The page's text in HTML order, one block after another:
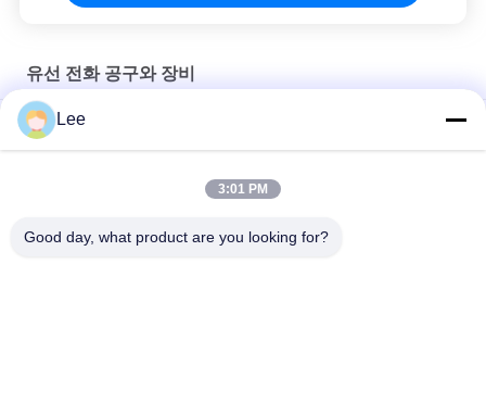
유선 전화 공구와 장비
와이어라인 도구 / 슬릭 라인 도구에 대한 PX 평형 프롱 타입
Lee
3:01 PM
Good day, what product are you looking for?